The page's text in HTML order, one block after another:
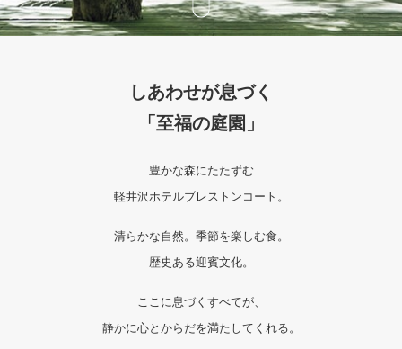
しあわせが息づく
「至福の庭園」
豊かな森にたたずむ
軽井沢ホテルブレストンコート。
清らかな自然。季節を楽しむ食。
歴史ある迎賓文化。
ここに息づくすべてが、
静かに心とからだを満たしてくれる。